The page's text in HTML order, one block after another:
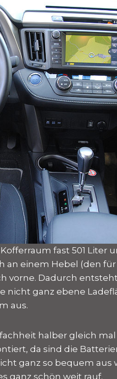
fast 501 Liter
an einem Hebel (den
vorne. Dadurch
nicht ganz ebene
aus.
halber gleich
da sind die
ganz so bequem aus
ganz schön weit rauf.